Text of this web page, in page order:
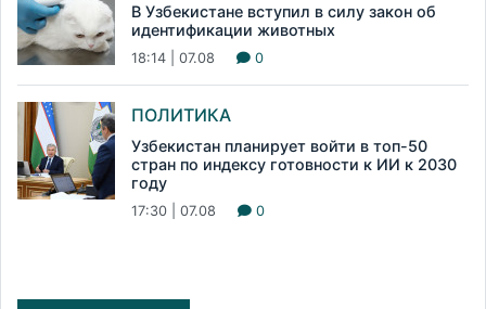
В Узбекистане вступил в силу закон об
идентификации животных
18:14 | 07.08 0
ПОЛИТИКА
Узбекистан планирует войти в топ-50
стран по индексу готовности к ИИ к 2030
году
17:30 | 07.08 0